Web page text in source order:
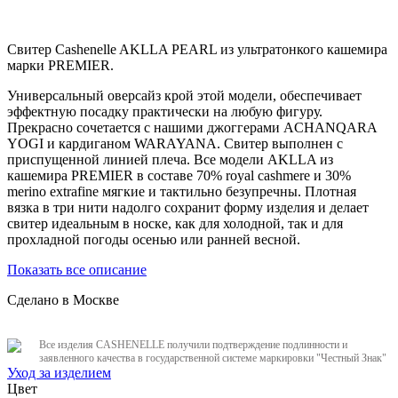
Свитер Cashenelle AKLLA PEARL из ультратонкого кашемира
марки PREMIER.
Универсальный оверсайз крой этой модели, обеспечивает
эффектную посадку практически на любую фигуру.
Прекрасно сочетается с нашими джоггерами ACHANQARA
YOGI и кардиганом WARAYANA. Свитер выполнен с
приспущенной линией плеча. Все модели AKLLA из
кашемира PREMIER в составе 70% royal cashmere и 30%
merino extrafine мягкие и тактильно безупречны. Плотная
вязка в три нити надолго сохранит форму изделия и делает
свитер идеальным в носке, как для холодной, так и для
прохладной погоды осенью или ранней весной.
Показать все описание
Сделано в Москве
Все изделия CASHENELLE получили подтверждение подлинности и
заявленного качества в государственной системе маркировки "Честный Знак"
Уход за изделием
Цвет